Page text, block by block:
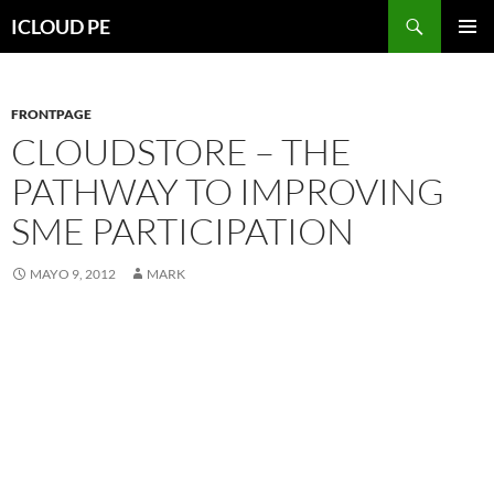
hacia
ICLOUD PE
FRONTPAGE
CLOUDSTORE – THE
PATHWAY TO IMPROVING
SME PARTICIPATION
MAYO 9, 2012 MARK